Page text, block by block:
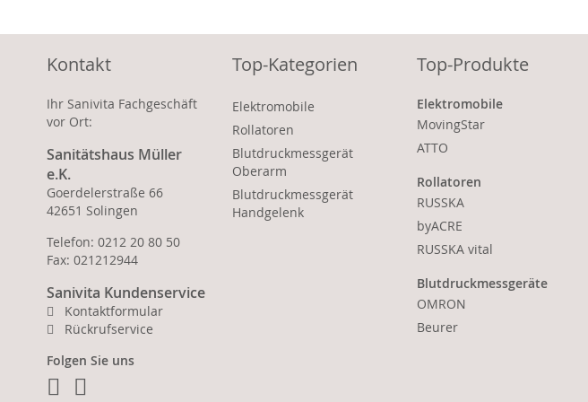
Kontakt
Ihr Sanivita Fachgeschäft
vor Ort:
Sanitätshaus Müller
e.K.
Goerdelerstraße 66
42651 Solingen
Telefon: 0212 20 80 50
Fax: 021212944
Sanivita Kundenservice
Kontaktformular
Rückrufservice
Folgen Sie uns
Facebook
Top-Kategorien
Elektromobile
Rollatoren
Blutdruckmessgerät
Oberarm
Blutdruckmessgerät
Handgelenk
Top-Produkte
Elektromobile
MovingStar
ATTO
Rollatoren
RUSSKA
byACRE
RUSSKA vital
Blutdruckmessgeräte
OMRON
Beurer